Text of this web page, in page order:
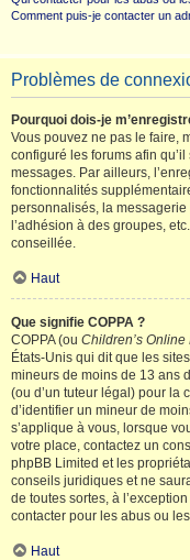
Comment puis-je contacter un
Problèmes de
Pourquoi dois-je
Vous pouvez ne pas le faire,
configuré les forums afin
messages. Par ailleurs,
fonctionnalités
personnalisés, la
l’adhésion à des groupes,
conseillée.
Haut
Que signifie COPPA ?
COPPA (ou Children’s
États-Unis qui dit que les
mineurs de moins de 13 ans
(ou d’un tuteur légal) pour la
d’identifier un mineur de
s’applique à vous, lorsque
votre place, contactez un
phpBB Limited et les
conseils juridiques et ne
de toutes sortes, à
contacter pour les abus ou
Haut